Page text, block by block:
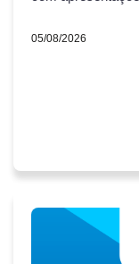
05/08/2026